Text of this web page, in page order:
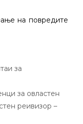
на повредите
за
за овластен
реивизор –